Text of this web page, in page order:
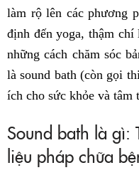
làm rộ lên các phương
định đến yoga, thậm
những cách chăm sóc
là sound bath (còn gọi
ích cho sức khỏe và tâm
Sound bath là gì:
liệu pháp chữa